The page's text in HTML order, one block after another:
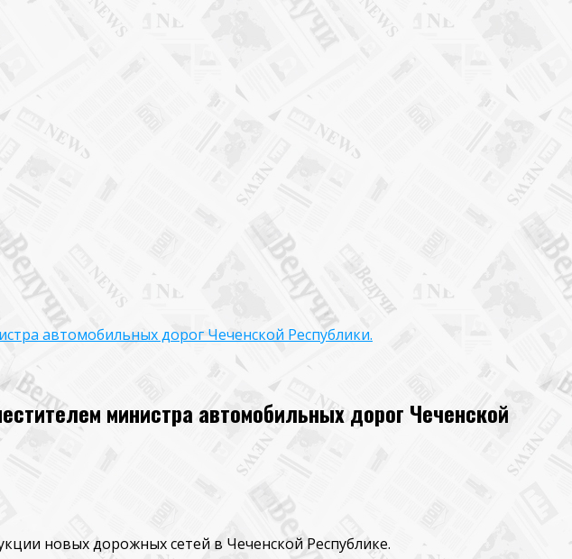
автомобильных дорог Чеченской Республики.
министра автомобильных дорог Чеченской
новых дорожных сетей в Чеченской Республике.